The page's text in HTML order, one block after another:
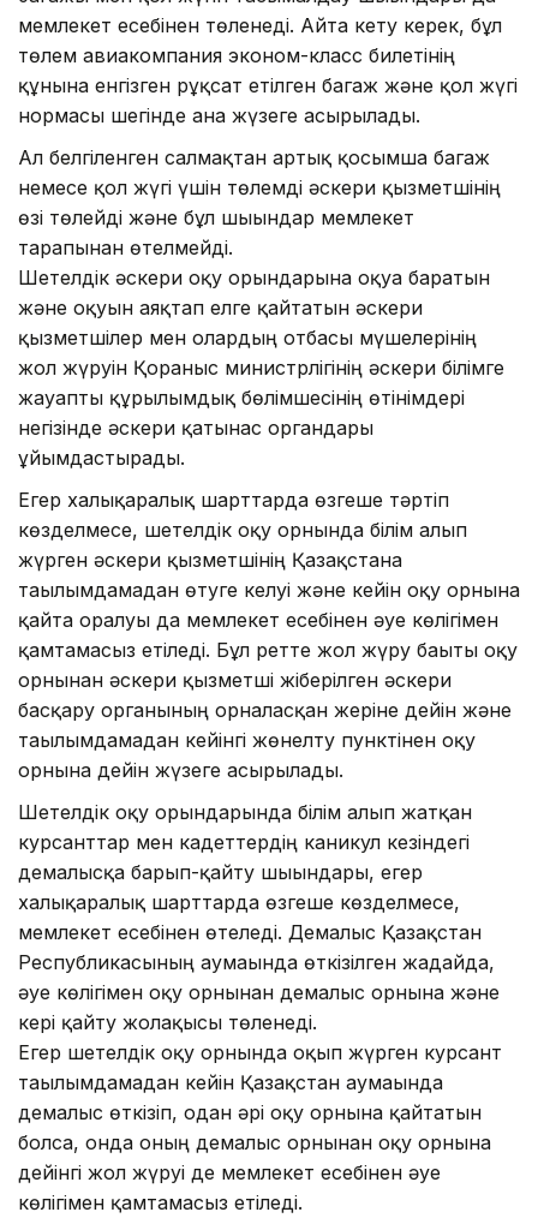
мемлекет есебінен төленеді. Айта кету керек, бұл
төлем авиакомпания эконом-класс билетінің
құнына енгізген рұқсат етілген багаж және қол жүгі
нормасы шегінде ғана жүзеге асырылады.
Ал белгіленген салмақтан артық қосымша багаж
немесе қол жүгі үшін төлемді әскери қызметшінің
өзі төлейді және бұл шығындар мемлекет
тарапынан өтелмейді.
Шетелдік әскери оқу орындарына оқуға баратын
және оқуын аяқтап елге қайтатын әскери
қызметшілер мен олардың отбасы мүшелерінің
жол жүруін Қорғаныс министрлігінің әскери білімге
жауапты құрылымдық бөлімшесінің өтінімдері
негізінде әскери қатынас органдары
ұйымдастырады.
Егер халықаралық шарттарда өзгеше тәртіп
көзделмесе, шетелдік оқу орнында білім алып
жүрген әскери қызметшінің Қазақстанға
тағылымдамадан өтуге келуі және кейін оқу орнына
қайта оралуы да мемлекет есебінен әуе көлігімен
қамтамасыз етіледі. Бұл ретте жол жүру бағыты оқу
орнынан әскери қызметші жіберілген әскери
басқару органының орналасқан жеріне дейін және
тағылымдамадан кейінгі жөнелту пунктінен оқу
орнына дейін жүзеге асырылады.
Шетелдік оқу орындарында білім алып жатқан
курсанттар мен кадеттердің каникул кезіндегі
демалысқа барып-қайту шығындары, егер
халықаралық шарттарда өзгеше көзделмесе,
мемлекет есебінен өтеледі. Демалыс Қазақстан
Республикасының аумағында өткізілген жағдайда,
әуе көлігімен оқу орнынан демалыс орнына және
кері қайту жолақысы төленеді.
Егер шетелдік оқу орнында оқып жүрген курсант
тағылымдамадан кейін Қазақстан аумағында
демалыс өткізіп, одан әрі оқу орнына қайтатын
болса, онда оның демалыс орнынан оқу орнына
дейінгі жол жүруі де мемлекет есебінен әуе
көлігімен қамтамасыз етіледі.